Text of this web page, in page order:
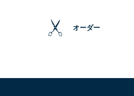
オーダー